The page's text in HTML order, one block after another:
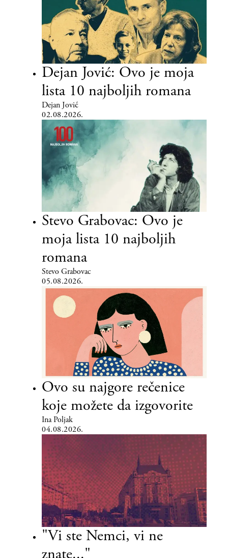
Dejan Jović: Ovo je moja
lista 10 najboljih romana
Dejan Jović
02.08.2026.
Stevo Grabovac: Ovo je
moja lista 10 najboljih
romana
Stevo Grabovac
05.08.2026.
Ovo su najgore rečenice
koje možete da izgovorite
Ina Poljak
04.08.2026.
"Vi ste Nemci, vi ne